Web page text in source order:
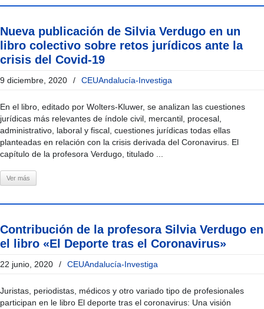
Nueva publicación de Silvia Verdugo en un
libro colectivo sobre retos jurídicos ante la
crisis del Covid-19
9 diciembre, 2020 / CEUAndalucía-Investiga
En el libro, editado por Wolters-Kluwer, se analizan las cuestiones
jurídicas más relevantes de índole civil, mercantil, procesal,
administrativo, laboral y fiscal, cuestiones jurídicas todas ellas
planteadas en relación con la crisis derivada del Coronavirus. El
capítulo de la profesora Verdugo, titulado ...
Ver más
Contribución de la profesora Silvia Verdugo en
el libro «El Deporte tras el Coronavirus»
22 junio, 2020 / CEUAndalucía-Investiga
Juristas, periodistas, médicos y otro variado tipo de profesionales
participan en le libro El deporte tras el coronavirus: Una visión